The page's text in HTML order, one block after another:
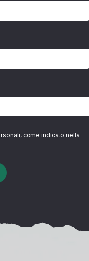
come indicato nella